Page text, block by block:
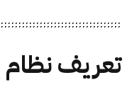
تعريف نظام